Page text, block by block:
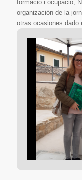
formació i ocupació,
organización de la
otras ocasiones dado